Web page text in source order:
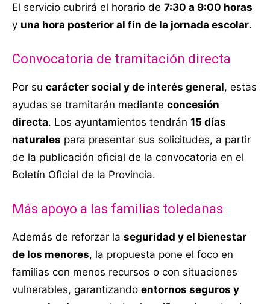
El servicio cubrirá el horario de 7:30 a 9:00 horas
y una hora posterior al fin de la jornada escolar.
Convocatoria de tramitación directa
Por su carácter social y de interés general, estas
ayudas se tramitarán mediante concesión
directa. Los ayuntamientos tendrán 15 días
naturales para presentar sus solicitudes, a partir
de la publicación oficial de la convocatoria en el
Boletín Oficial de la Provincia.
Más apoyo a las familias toledanas
Además de reforzar la seguridad y el bienestar
de los menores, la propuesta pone el foco en
familias con menos recursos o con situaciones
vulnerables, garantizando entornos seguros y